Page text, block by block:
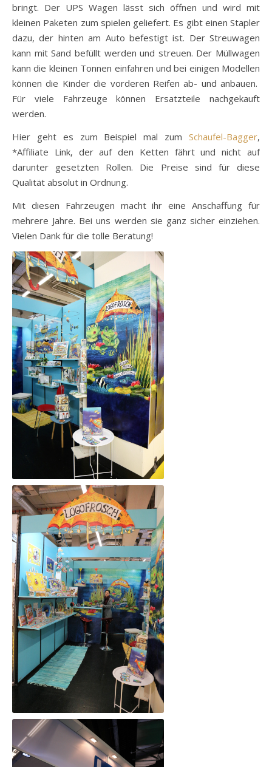
bringt. Der UPS Wagen lässt sich öffnen und wird mit
kleinen Paketen zum spielen geliefert. Es gibt einen Stapler
dazu, der hinten am Auto befestigt ist. Der Streuwagen
kann mit Sand befüllt werden und streuen. Der Müllwagen
kann die kleinen Tonnen einfahren und bei einigen Modellen
können die Kinder die vorderen Reifen ab- und anbauen.
Für viele Fahrzeuge können Ersatzteile nachgekauft
werden.
Hier geht es zum Beispiel mal zum Schaufel-Bagger,
*Affiliate Link, der auf den Ketten fährt und nicht auf
darunter gesetzten Rollen. Die Preise sind für diese
Qualität absolut in Ordnung.
Mit diesen Fahrzeugen macht ihr eine Anschaffung für
mehrere Jahre. Bei uns werden sie ganz sicher einziehen.
Vielen Dank für die tolle Beratung!